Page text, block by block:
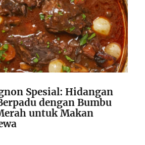
Spesial: Hidangan
dengan Bumbu
untuk Makan